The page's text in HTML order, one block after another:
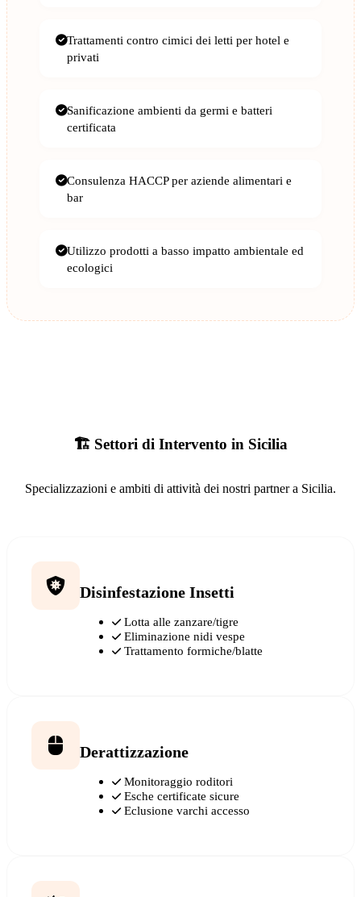
Trattamenti contro cimici dei letti per hotel e
privati
Sanificazione ambienti da germi e batteri
certificata
Consulenza HACCP per aziende alimentari e
bar
Utilizzo prodotti a basso impatto ambientale ed
ecologici
🏗️ Settori di Intervento in Sicilia
Specializzazioni e ambiti di attività dei nostri partner a Sicilia.
Disinfestazione Insetti
Lotta alle zanzare/tigre
Eliminazione nidi vespe
Trattamento formiche/blatte
Derattizzazione
Monitoraggio roditori
Esche certificate sicure
Eclusione varchi accesso